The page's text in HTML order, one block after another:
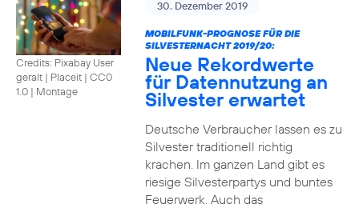
Credits: Pixabay User
geralt | Placeit | CC0
1.0 | Montage
30. Dezember 2019
MOBILFUNK-PROGNOSE FÜR DIE
SILVESTERNACHT 2019/20:
Neue Rekordwerte
für Datennutzung an
Silvester erwartet
Deutsche Verbraucher lassen es zu
Silvester traditionell richtig
krachen. Im ganzen Land gibt es
riesige Silvesterpartys und buntes
Feuerwerk. Auch das